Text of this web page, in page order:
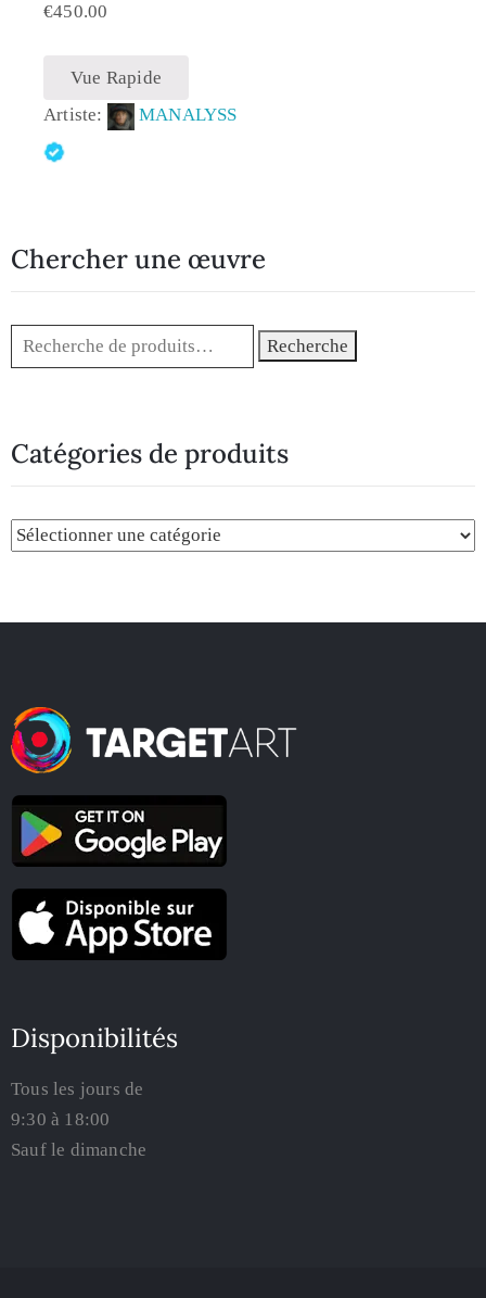
€450.00
Vue Rapide
Artiste:
MANALYSS
Chercher une œuvre
Recherche
Catégories de produits
Disponibilités
Tous les jours de
9:30 à 18:00
Sauf le dimanche